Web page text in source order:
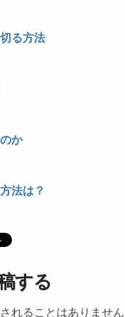
る方法
か
法は？
する
れることはありませ